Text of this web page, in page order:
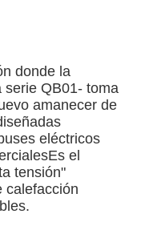
donde la
serie QB01- toma
amanecer de
eléctricos
el
tensión"
calefacción